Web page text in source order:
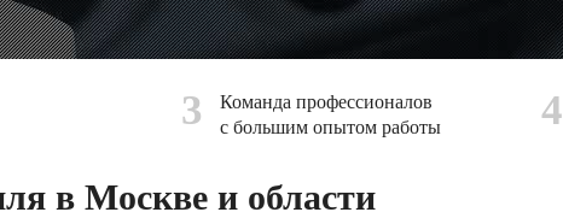
3
Команда профессионалов
с большим опытом работы
4
в Москве и области